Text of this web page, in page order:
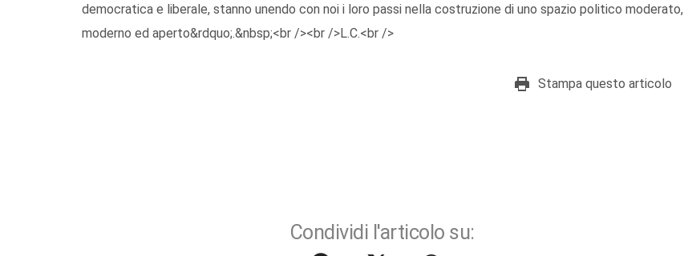
democratica e liberale, stanno unendo con noi i loro passi nella costruzione di uno spazio politico moderato,
moderno ed aperto&rdquo;.&nbsp;<br /><br />L.C.<br />
Stampa questo articolo
Condividi l'articolo su: